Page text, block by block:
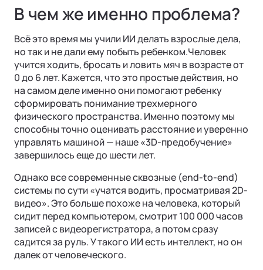
Ли Л9 | Li L9
Флагманский 6-местный кроссовер
Подробнее
В чем же именно проблема?
Всё это время мы учили ИИ делать взрослые дела,
но так и не дали ему побыть ребенком.Человек
учится ходить, бросать и ловить мяч в возрасте от
0 до 6 лет. Кажется, что это простые действия, но
на самом деле именно они помогают ребенку
сформировать понимание трехмерного
физического пространства. Именно поэтому мы
способны точно оценивать расстояние и уверенно
управлять машиной — наше «3D-предобучение»
завершилось еще до шести лет.
Однако все современные сквозные (end-to-end)
системы по сути «учатся водить, просматривая 2D-
видео». Это больше похоже на человека, который
сидит перед компьютером, смотрит 100 000 часов
записей с видеорегистратора, а потом сразу
садится за руль. У такого ИИ есть интеллект, но он
далек от человеческого.